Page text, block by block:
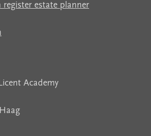
register estate planner
Academy